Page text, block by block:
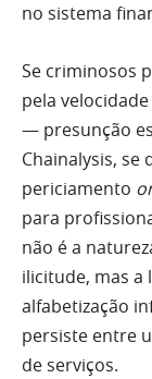
no sistema
Se criminosos
pela
— presunção
Chainalysis, se
periciamento
para
não é a
ilicitude, mas a
alfabetização
persiste entre
de serviços.